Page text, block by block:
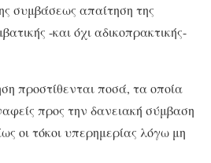
συμβάσεως απαίτηση της
-και όχι αδικοπρακτικής-
προστίθενται ποσά, τα οποία
προς την δανειακή σύμβαση
οι τόκοι υπερημερίας λόγω μη